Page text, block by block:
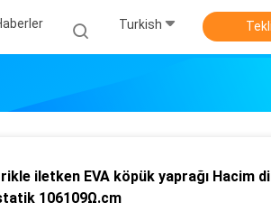
Turkish
iletken EVA köpük yaprağı Hacim
106109Ω.cm